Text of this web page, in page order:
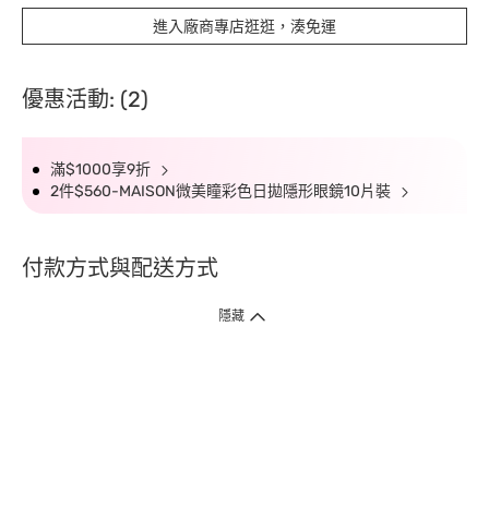
進入廠商專店逛逛，湊免運
優惠活動: (2)
滿$1000享9折
2件$560-MAISON微美瞳彩色日拋隱形眼鏡10片裝
付款方式與配送方式
隱藏